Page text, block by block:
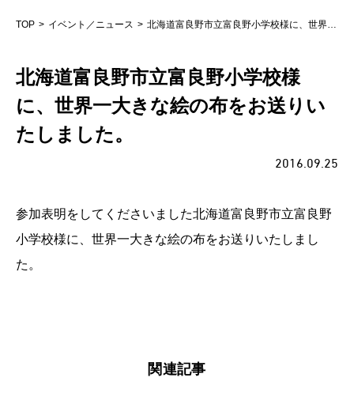
TOP イベント／ニュース 北海道富良野市立富良野小学校様に、世界一大きな絵の布をお送りいたしました。
北海道富良野市立富良野小学校様
に、世界一大きな絵の布をお送りい
たしました。
2016.09.25
参加表明をしてくださいました北海道富良野市立富良野
小学校様に、世界一大きな絵の布をお送りいたしまし
た。
関連記事